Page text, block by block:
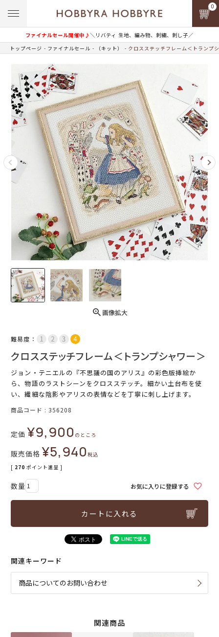
ファイナルセール開催中♪＼リバティ 生地、編み物、刺繍、刺し子／
0
トップページ ファイナルセール （キット） クロスステッチフレーム＜トランプ
画像拡大
難易度：
クロスステッチフレーム＜トランプシャワー＞
ジョン・テニエルの『不思議の国のアリス』の彩色版挿絵か
ら、物語のラストシーンをクロスステッチ。細かい土台布を使
い、繊細な陰影やアリスの表情などを丁寧に刺し上げます。
商品コード 356208
定価 ¥9,900 のところ
販売価格 ¥5,940税込
[ 270 ポイント進呈 ]
お気に入りに登録する
カートに入れる
関連キーワード
商品についてのお問い合わせ
関連商品